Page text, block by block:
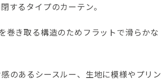
するタイプのカーテン。
巻き取る構造のためフラットで滑らかな
のあるシースルー、生地に模様やプリン